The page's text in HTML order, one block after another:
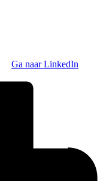
Ga naar LinkedIn